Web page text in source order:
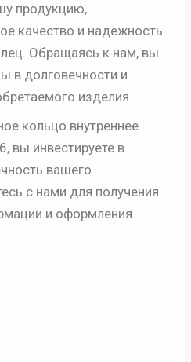
продукцию,
качество и надежность
Обращаясь к нам, вы
в долговечности и
изделия.
кольцо внутреннее
вы инвестируете в
вашего
с нами для получения
и оформления